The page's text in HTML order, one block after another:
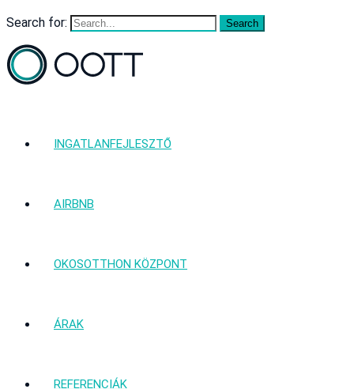
Search for:
INGATLANFEJLESZTŐ
AIRBNB
OKOSOTTHON KÖZPONT
ÁRAK
REFERENCIÁK